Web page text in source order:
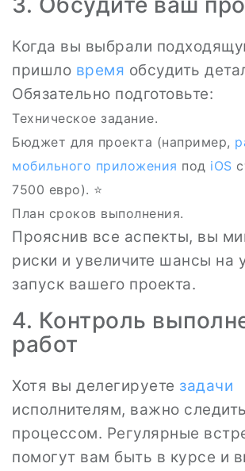
Когда вы выбрали
пришло время обсудить
Обязательно подготовьте:
Техническое задание.
Бюджет для проекта (например,
мобильного приложения под iOS
7500 евро). ⭐
План сроков выполнения.
Прояснив все аспекты, вы
риски и увеличите шансы на
запуск вашего проекта.
4. Контроль
работ
Хотя вы делегируете задачи
исполнителям, важно
процессом. Регулярные
помогут вам быть в курсе и